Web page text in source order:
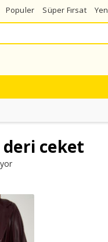
Populer Süper Fırsat
ceket